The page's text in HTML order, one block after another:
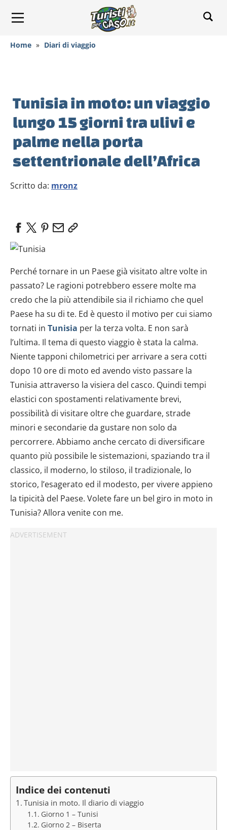
Home » Diari di viaggio
Tunisia in moto: un viaggio
lungo 15 giorni tra ulivi e
palme nella porta
settentrionale dell’Africa
Scritto da: mronz
Perché tornare in un Paese già visitato altre volte in
passato? Le ragioni potrebbero essere molte ma
credo che la più attendibile sia il richiamo che quel
Paese ha su di te. Ed è questo il motivo per cui siamo
tornati in Tunisia per la terza volta. E non sarà
l’ultima. Il tema di questo viaggio è stata la calma.
Niente tapponi chilometrici per arrivare a sera cotti
dopo 10 ore di moto ed avendo visto passare la
Tunisia attraverso la visiera del casco. Quindi tempi
elastici con spostamenti relativamente brevi,
possibilità di visitare oltre che guardare, strade
minori e secondarie da gustare non solo da
percorrere. Abbiamo anche cercato di diversificare
quanto più possibile le sistemazioni, spaziando tra il
classico, il moderno, lo stiloso, il tradizionale, lo
storico, l’esagerato ed il modesto, per vivere appieno
la tipicità del Paese. Volete fare un bel giro in moto in
Tunisia? Allora venite con me.
Indice dei contenuti
Tunisia in moto. Il diario di viaggio
Giorno 1 – Tunisi
Giorno 2 – Biserta